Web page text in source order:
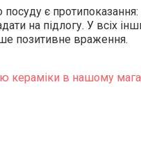
є протипоказання:
на підлогу. У всіх
позитивне враження.
кераміки в нашому